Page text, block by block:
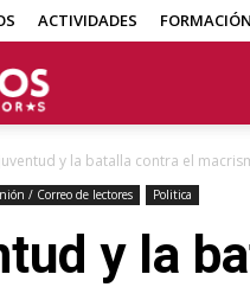
ACTIVIDADES FORMACIÓN
y la batalla contra el
/ Correo de lectores Politica
y la